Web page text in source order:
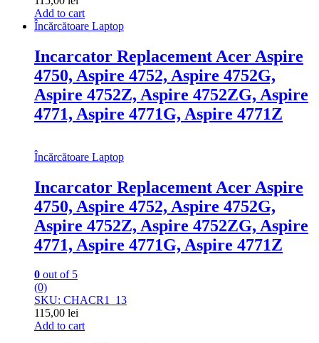
Add to cart
Încărcătoare Laptop
Incarcator Replacement Acer Aspire
4750, Aspire 4752, Aspire 4752G,
Aspire 4752Z, Aspire 4752ZG, Aspire
4771, Aspire 4771G, Aspire 4771Z
Încărcătoare Laptop
Incarcator Replacement Acer Aspire
4750, Aspire 4752, Aspire 4752G,
Aspire 4752Z, Aspire 4752ZG, Aspire
4771, Aspire 4771G, Aspire 4771Z
0 out of 5
(0)
SKU: CHACR1_13
115,00 lei
Add to cart